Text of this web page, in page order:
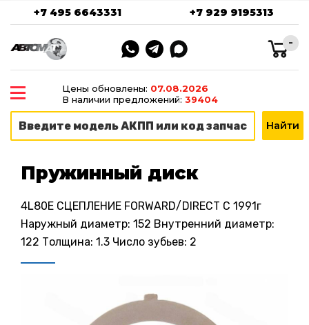
+7 495 6643331 +7 929 9195313
-
Цены обновлены: 07.08.2026
В наличии предложений: 39404
Пружинный диск
4L80E СЦЕПЛЕНИЕ FORWARD/DIRECT C 1991г
Наружный диаметр: 152 Внутренний диаметр:
122 Толщина: 1.3 Число зубьев: 2